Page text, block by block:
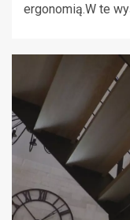
ergonomią.W te